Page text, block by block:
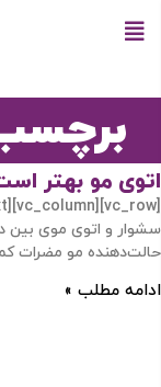
اتوی مو بهتر
سشوار و اتوی موی بین
حالت‌دهنده مو مضرات
ادامه مطلب »